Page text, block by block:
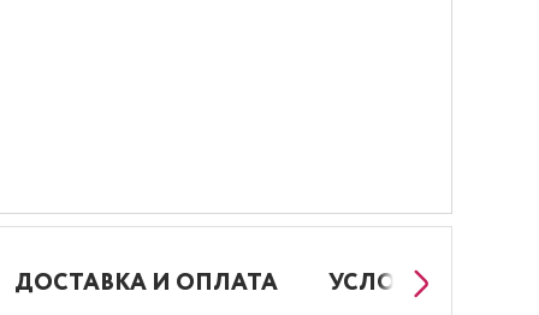
ДОСТАВКА И ОПЛАТА УСЛОВИЯ